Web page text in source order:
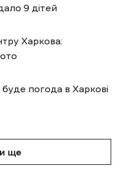
9 дітей
Харкова:
погода в Харкові
ще